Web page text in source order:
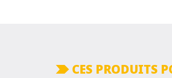
CES PRODUITS